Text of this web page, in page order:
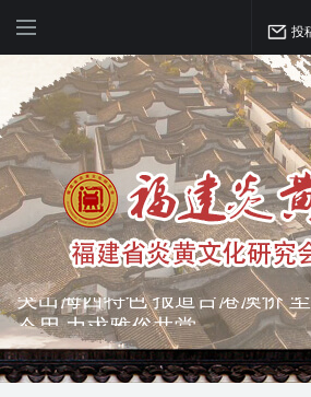
投
弘扬优秀文化 振奋民族精神
瑰宝 宣传中华精英
突出海西特色 报道台港澳侨